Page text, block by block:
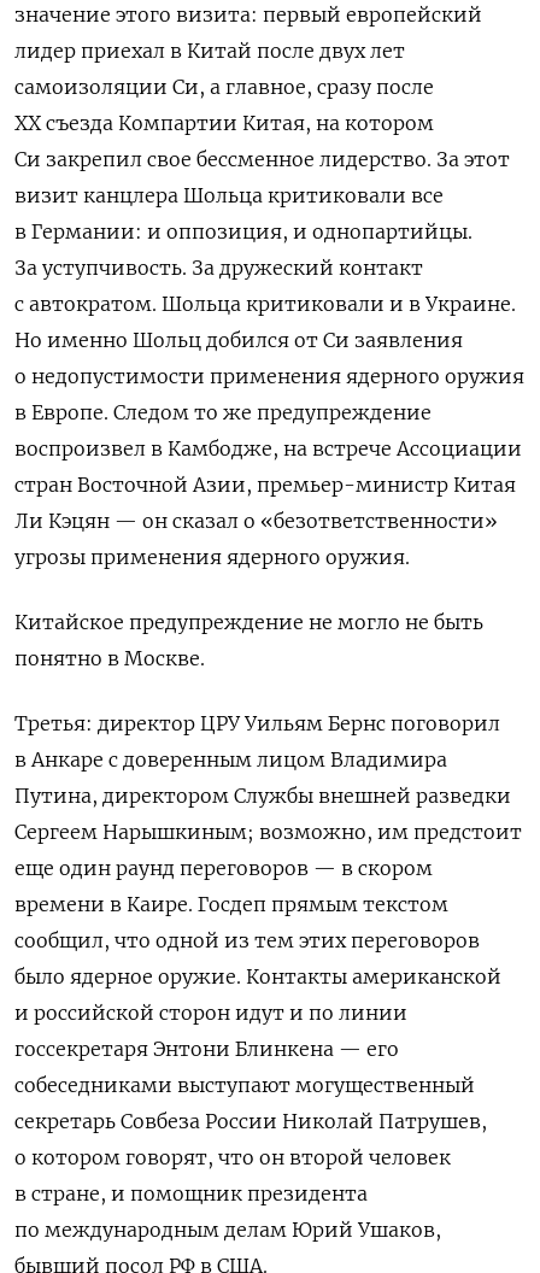
значение этого визита: первый европейский
лидер приехал в Китай после двух лет
самоизоляции Си, а главное, сразу после
XX съезда Компартии Китая, на котором
Си закрепил свое бессменное лидерство. За этот
визит канцлера Шольца критиковали все
в Германии: и оппозиция, и однопартийцы.
За уступчивость. За дружеский контакт
с автократом. Шольца критиковали и в Украине.
Но именно Шольц добился от Си заявления
о недопустимости применения ядерного оружия
в Европе. Следом то же предупреждение
воспроизвел в Камбодже, на встрече Ассоциации
стран Восточной Азии, премьер-министр Китая
Ли Кэцян — он сказал о «безответственности»
угрозы применения ядерного оружия.
Китайское предупреждение не могло не быть
понятно в Москве.
Третья: директор ЦРУ Уильям Бернс поговорил
в Анкаре с доверенным лицом Владимира
Путина, директором Службы внешней разведки
Сергеем Нарышкиным; возможно, им предстоит
еще один раунд переговоров — в скором
времени в Каире. Госдеп прямым текстом
сообщил, что одной из тем этих переговоров
было ядерное оружие. Контакты американской
и российской сторон идут и по линии
госсекретаря Энтони Блинкена — его
собеседниками выступают могущественный
секретарь Совбеза России Николай Патрушев,
о котором говорят, что он второй человек
в стране, и помощник президента
по международным делам Юрий Ушаков,
бывший посол РФ в США.